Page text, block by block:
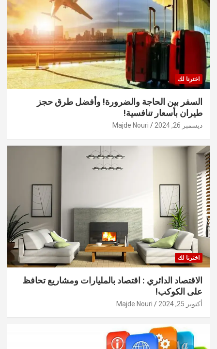
اخترنا لك
السفر بين الحاجة والضرورة! وأفضل طرق حجز
طيران بأسعار تنافسية!
ديسمبر 26, 2024 Majde Nouri
اخترنا لك
الاقتصاد الدائري : اقتصاد بالمليارات ومشاريع تحافظ
على الكوكب!
أكتوبر 25, 2024 Majde Nouri